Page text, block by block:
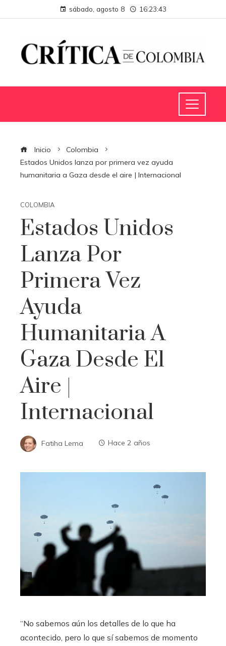
sábado, agosto 8 16:23:44
Inicio
Colombia
Estados Unidos lanza por primera vez ayuda
humanitaria a Gaza desde el aire | Internacional
COLOMBIA
Estados Unidos
Lanza Por
Primera Vez
Ayuda
Humanitaria A
Gaza Desde El
Aire |
Internacional
Fatiha Lema Hace 2 años
“No sabemos aún los detalles de lo que ha
acontecido, pero lo que sí sabemos de momento